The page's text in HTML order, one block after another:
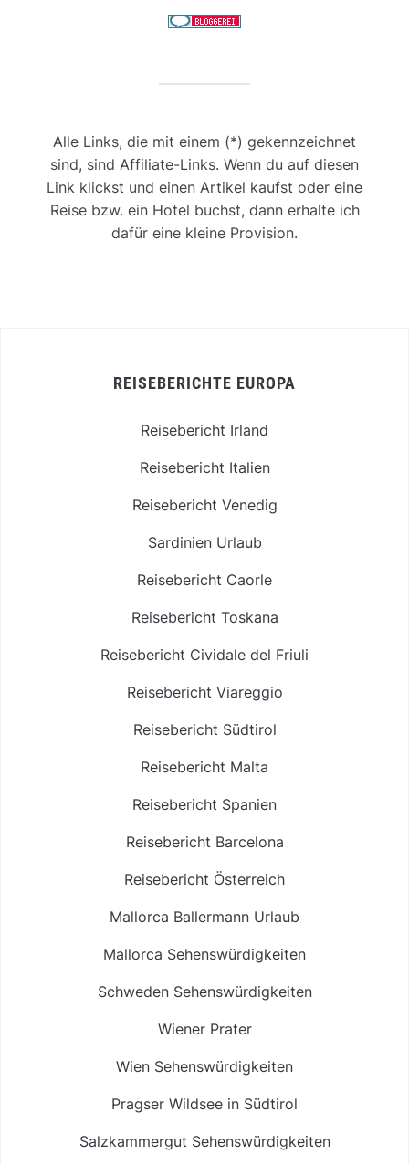
Alle Links, die mit einem (*) gekennzeichnet
sind, sind Affiliate-Links. Wenn du auf diesen
Link klickst und einen Artikel kaufst oder eine
Reise bzw. ein Hotel buchst, dann erhalte ich
dafür eine kleine Provision.
REISEBERICHTE EUROPA
Reisebericht Irland
Reisebericht Italien
Reisebericht Venedig
Sardinien Urlaub
Reisebericht Caorle
Reisebericht Toskana
Reisebericht Cividale del Friuli
Reisebericht Viareggio
Reisebericht Südtirol
Reisebericht Malta
Reisebericht Spanien
Reisebericht Barcelona
Reisebericht Österreich
Mallorca Ballermann Urlaub
Mallorca Sehenswürdigkeiten
Schweden Sehenswürdigkeiten
Wiener Prater
Wien Sehenswürdigkeiten
Pragser Wildsee in Südtirol
Salzkammergut Sehenswürdigkeiten